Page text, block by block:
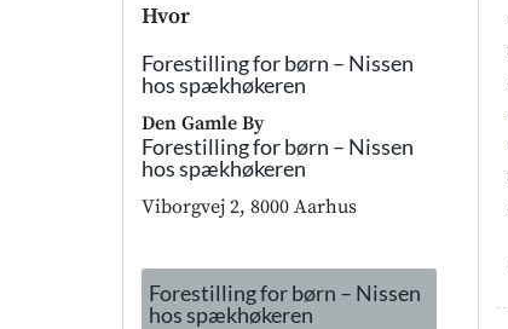
Hvor
Forestilling for børn – Nissen
hos spækhøkeren
Den Gamle By
Forestilling for børn – Nissen
hos spækhøkeren
Viborgvej 2, 8000 Aarhus
Forestilling for børn – Nissen
hos spækhøkeren